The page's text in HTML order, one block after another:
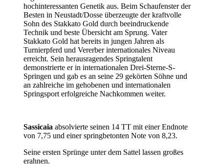
hochinteressanten Genetik aus. Beim Schaufenster der
Besten in Neustadt/Dosse überzeugte der kraftvolle
Sohn des Stakkato Gold durch beeindruckende
Technik und beste Übersicht am Sprung. Vater
Stakkato Gold hat bereits in jungen Jahren als
Turnierpferd und Vererber internationales Niveau
erreicht. Sein herausragendes Springtalent
demonstrierte er in internationalen Drei-Sterne-S-
Springen und gab es an seine 29 gekörten Söhne und
an zahlreiche im gehobenen und internationalen
Springsport erfolgreiche Nachkommen weiter.
Sassicaia absolvierte seinen 14 TT mit einer Endnote
von 7,75 und einer springbetonten Note von 8,23.
Seine ersten Sprünge unter dem Sattel lassen großes
erahnen.